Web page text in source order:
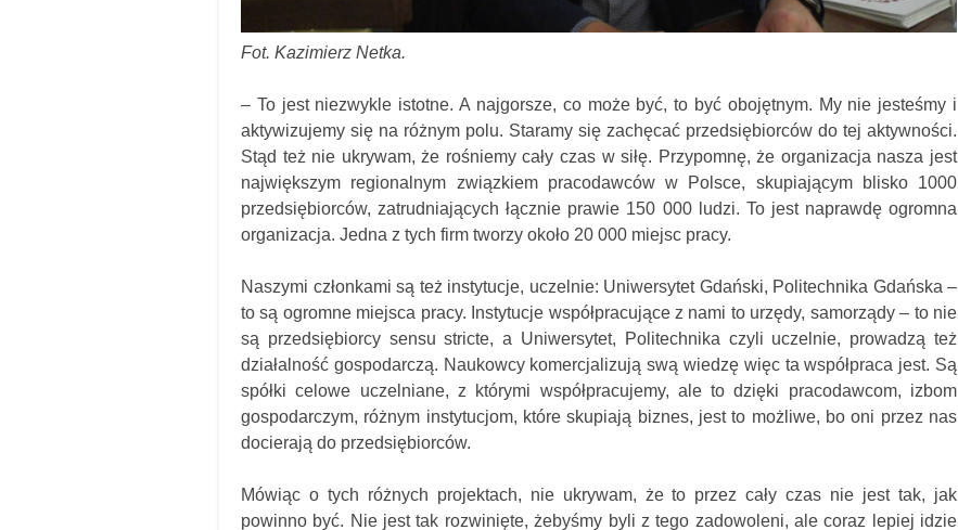
Fot. Kazimierz Netka.
– To jest niezwykle istotne. A najgorsze, co może być, to być obojętnym. My nie jesteśmy i
aktywizujemy się na różnym polu. Staramy się zachęcać przedsiębiorców do tej aktywności.
Stąd też nie ukrywam, że rośniemy cały czas w siłę. Przypomnę, że organizacja nasza jest
największym regionalnym związkiem pracodawców w Polsce, skupiającym blisko 1000
przedsiębiorców, zatrudniających łącznie prawie 150 000 ludzi. To jest naprawdę ogromna
organizacja. Jedna z tych firm tworzy około 20 000 miejsc pracy.
Naszymi członkami są też instytucje, uczelnie: Uniwersytet Gdański, Politechnika Gdańska –
to są ogromne miejsca pracy. Instytucje współpracujące z nami to urzędy, samorządy – to nie
są przedsiębiorcy sensu stricte, a Uniwersytet, Politechnika czyli uczelnie, prowadzą też
działalność gospodarczą. Naukowcy komercjalizują swą wiedzę więc ta współpraca jest. Są
spółki celowe uczelniane, z którymi współpracujemy, ale to dzięki pracodawcom, izbom
gospodarczym, różnym instytucjom, które skupiają biznes, jest to możliwe, bo oni przez nas
docierają do przedsiębiorców.
Mówiąc o tych różnych projektach, nie ukrywam, że to przez cały czas nie jest tak, jak
powinno być. Nie jest tak rozwinięte, żebyśmy byli z tego zadowoleni, ale coraz lepiej idzie